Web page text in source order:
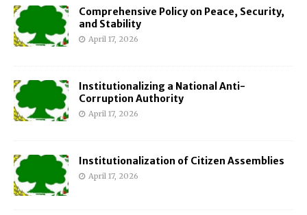
Comprehensive Policy on Peace, Security,
and Stability
April 17, 2026
Institutionalizing a National Anti-
Corruption Authority
April 17, 2026
Institutionalization of Citizen Assemblies
April 17, 2026